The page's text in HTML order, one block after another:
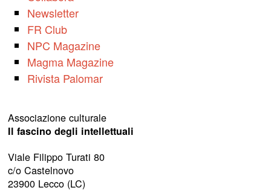
Newsletter
FR Club
NPC Magazine
Magma Magazine
Rivista Palomar
Associazione culturale
Il fascino degli intellettuali
Viale Filippo Turati 80
c/o Castelnovo
23900 Lecco (LC)